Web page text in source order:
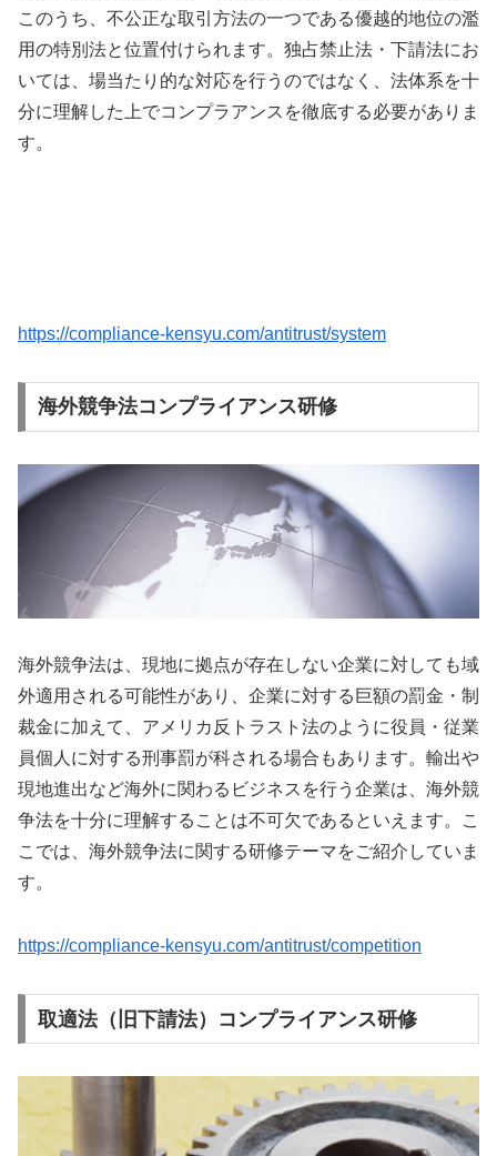
このうち、不公正な取引方法の一つである優越的地位の濫
用の特別法と位置付けられます。独占禁止法・下請法にお
いては、場当たり的な対応を行うのではなく、法体系を十
分に理解した上でコンプラアンスを徹底する必要がありま
す。
https://compliance-kensyu.com/antitrust/system
海外競争法コンプライアンス研修
海外競争法は、現地に拠点が存在しない企業に対しても域
外適用される可能性があり、企業に対する巨額の罰金・制
裁金に加えて、アメリカ反トラスト法のように役員・従業
員個人に対する刑事罰が科される場合もあります。輸出や
現地進出など海外に関わるビジネスを行う企業は、海外競
争法を十分に理解することは不可欠であるといえます。こ
こでは、海外競争法に関する研修テーマをご紹介していま
す。
https://compliance-kensyu.com/antitrust/competition
取適法（旧下請法）コンプライアンス研修